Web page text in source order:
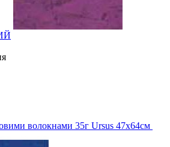
волокнами 35г Ursus 47х64см